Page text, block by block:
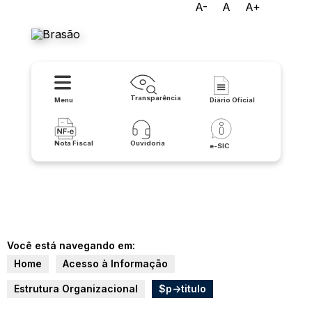
A- A A+
Menu Transparência Diário Oficial
Nota Fiscal Ouvidoria e-SIC
Você está navegando em:
Home
Acesso à Informação
Estrutura Organizacional $p->titulo